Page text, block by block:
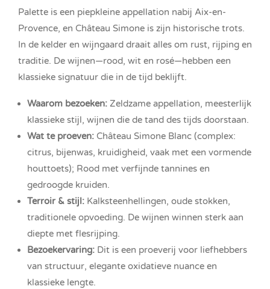
Palette is een piepkleine appellation nabij Aix-en-
Provence, en Château Simone is zijn historische trots.
In de kelder en wijngaard draait alles om rust, rijping en
traditie. De wijnen—rood, wit en rosé—hebben een
klassieke signatuur die in de tijd beklijft.
Waarom bezoeken: Zeldzame appellation, meesterlijk
klassieke stijl, wijnen die de tand des tijds doorstaan.
Wat te proeven: Château Simone Blanc (complex:
citrus, bijenwas, kruidigheid, vaak met een vormende
houttoets); Rood met verfijnde tannines en
gedroogde kruiden.
Terroir & stijl: Kalksteenhellingen, oude stokken,
traditionele opvoeding. De wijnen winnen sterk aan
diepte met flesrijping.
Bezoekervaring: Dit is een proeverij voor liefhebbers
van structuur, elegante oxidatieve nuance en
klassieke lengte.